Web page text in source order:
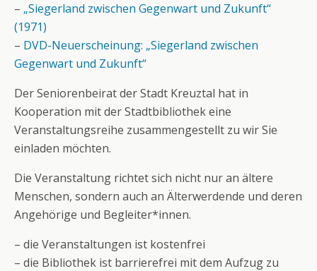
– „Siegerland zwischen Gegenwart und Zukunft“
(1971)
– DVD-Neuerscheinung: „Siegerland zwischen
Gegenwart und Zukunft“
Der Seniorenbeirat der Stadt Kreuztal hat in
Kooperation mit der Stadtbibliothek eine
Veranstaltungsreihe zusammengestellt zu wir Sie
einladen möchten.
Die Veranstaltung richtet sich nicht nur an ältere
Menschen, sondern auch an Älterwerdende und deren
Angehörige und Begleiter*innen.
– die Veranstaltungen ist kostenfrei
– die Bibliothek ist barrierefrei mit dem Aufzug zu